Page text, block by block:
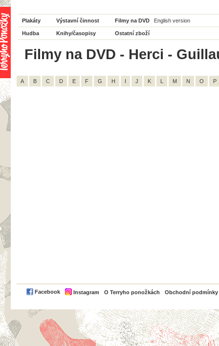
Plakáty Výstavní činnost Filmy na DVD English version
Hudba Knihy/časopisy Ostatní zboží
Filmy na DVD - Herci -
A B C D E F G H I J K L M N O P
Facebook Instagram O Terryho ponožkách Obchodní podmínky
PayPal